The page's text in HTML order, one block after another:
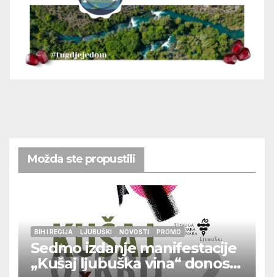
Možda ste propustili
BIH I REGIJA LJUBUŠKI NOVOSTI PROMO
Sedmo izdanje manifestacije
„Kušaj ljubuška vina“ donosi